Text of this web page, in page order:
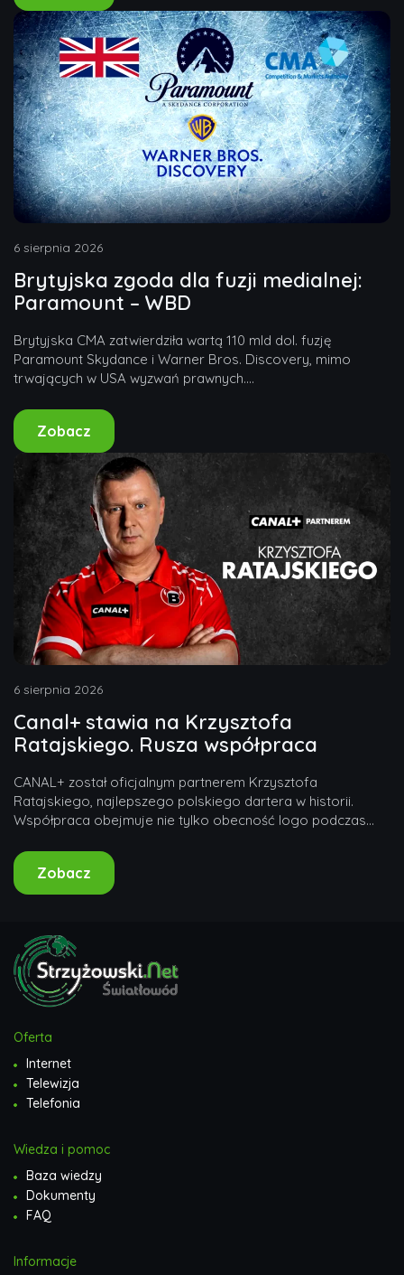
6 sierpnia 2026
Brytyjska zgoda dla fuzji medialnej:
Paramount – WBD
Brytyjska CMA zatwierdziła wartą 110 mld dol. fuzję
Paramount Skydance i Warner Bros. Discovery, mimo
trwających w USA wyzwań prawnych....
Zobacz
6 sierpnia 2026
Canal+ stawia na Krzysztofa
Ratajskiego. Rusza współpraca
CANAL+ został oficjalnym partnerem Krzysztofa
Ratajskiego, najlepszego polskiego dartera w historii.
Współpraca obejmuje nie tylko obecność logo podczas
Zobacz
Oferta
Internet
Telewizja
Telefonia
Wiedza i pomoc
Baza wiedzy
Dokumenty
FAQ
Informacje